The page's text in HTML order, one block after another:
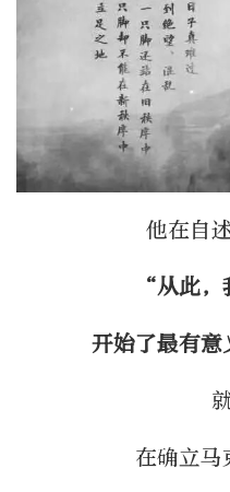
他在自
“从此，
开始了最有意
在确立马